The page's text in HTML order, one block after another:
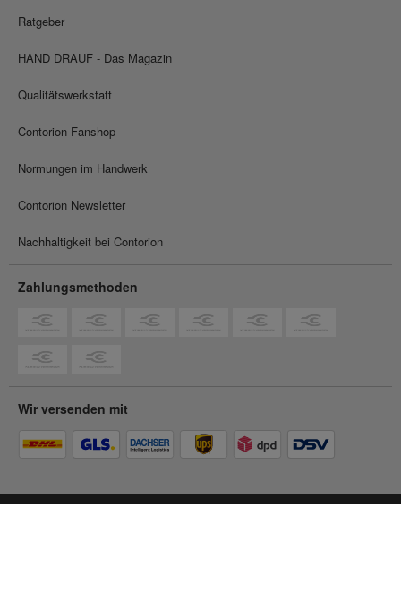
Ratgeber
HAND DRAUF - Das Magazin
Qualitätswerkstatt
Contorion Fanshop
Normungen im Handwerk
Contorion Newsletter
Nachhaltigkeit bei Contorion
Zahlungsmethoden
Wir versenden mit